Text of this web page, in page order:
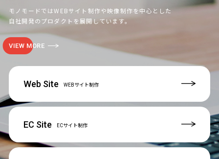
モノモードではWEBサイト制作や映像制作を中心とした
自社開発のプロダクトを展開しています。
VIEW MORE
Web Site WEBサイト制作
EC Site ECサイト制作